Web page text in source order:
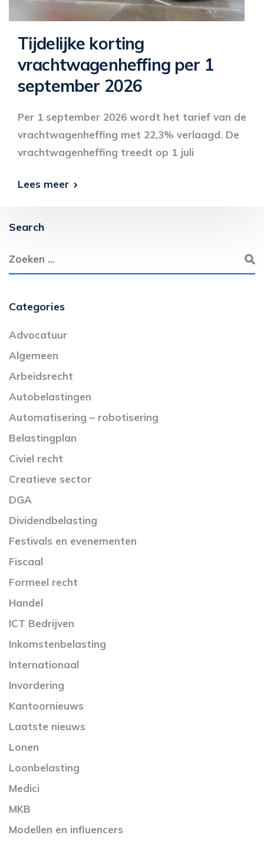
Tijdelijke korting
vrachtwagenheffing per 1
september 2026
Per 1 september 2026 wordt het tarief van de
vrachtwagenheffing met 22,3% verlaagd. De
vrachtwagenheffing treedt op 1 juli
Lees meer
Search
Categories
Advocatuur
Algemeen
Arbeidsrecht
Autobelastingen
Automatisering – robotisering
Belastingplan
Civiel recht
Creatieve sector
DGA
Dividendbelasting
Festivals en evenementen
Fiscaal
Formeel recht
Handel
ICT Bedrijven
Inkomstenbelasting
Internationaal
Invordering
Kantoornieuws
Laatste nieuws
Lonen
Loonbelasting
Medici
MKB
Modellen en influencers